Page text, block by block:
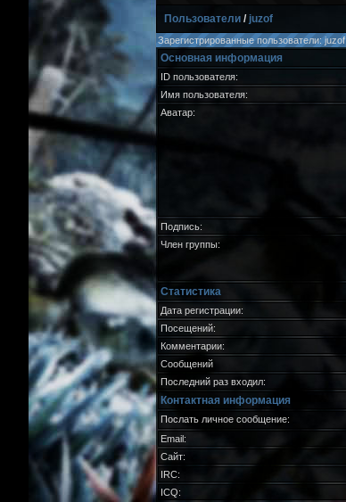
Пользователи/ juzof
Зарегистрированные пользователи: juzof
Основная информация
ID пользователя:
Имя пользователя:
Аватар:
Подпись:
Член группы:
Статистика
Дата регистрации:
Посещений:
Комментарии:
Сообщений
Последний раз входил:
Контактная информация
Послать личное сообщение:
Email:
Сайт:
IRC:
ICQ: